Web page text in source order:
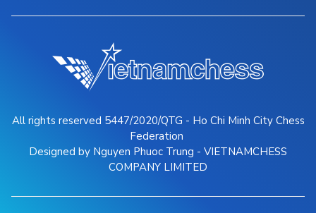
All rights reserved 5447/2020/QTG - Ho Chi Minh City Chess
Federation
Designed by Nguyen Phuoc Trung - VIETNAMCHESS
COMPANY LIMITED